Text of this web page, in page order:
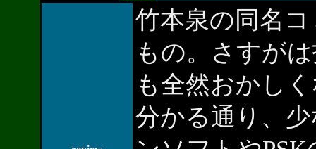
竹本泉の同名
もの。さすが
も全然おかし
分かる通り、